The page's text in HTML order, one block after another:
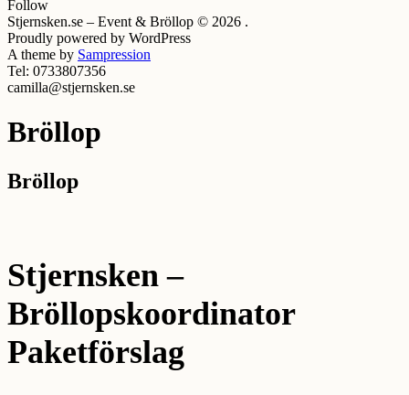
Follow
Stjernsken.se – Event & Bröllop © 2026 .
Proudly powered by WordPress
A theme by Sampression
Tel: 0733807356
camilla@stjernsken.se
Bröllop
Bröllop
Stjernsken –
Bröllopskoordinator
Paketförslag